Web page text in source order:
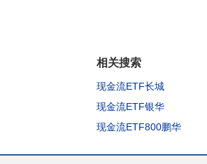
相关搜索
现金流ETF长城
现金流ETF银华
现金流ETF800鹏华